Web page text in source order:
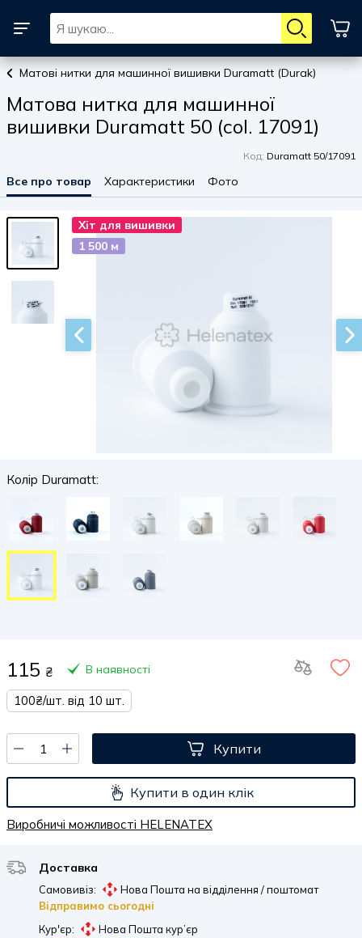
Матові нитки для машинної вишивки Duramatt (Durak)
Матова нитка для машинної
вишивки Duramatt 50 (col. 17091)
Код: Duramatt 50/17091
Все про товар Характеристики Фото
Хіт для вишивки
1 500 м
Хіт для вишивки
1 500 м
Колір Duramatt:
115 ₴ В наявності
100₴/шт. від 10 шт.
Купити
Купити в один клік
Виробничі можливості HELENATEX
Доставка
Самовивіз:
Нова Пошта на відділення / поштомат
Відправимо сьогодні
Кур'єр:
Нова Пошта кур’єр